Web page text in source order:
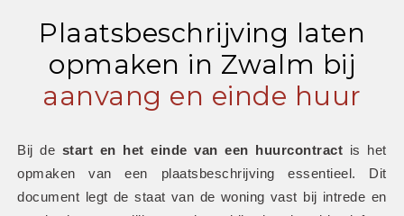
Plaatsbeschrijving laten
opmaken in Zwalm bij
aanvang en einde huur
Bij de start en het einde van een huurcontract is het
opmaken van een plaatsbeschrijving essentieel. Dit
document legt de staat van de woning vast bij intrede en